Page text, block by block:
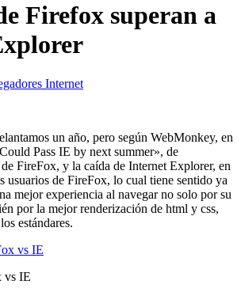
Firefox superan a
Internet
un año, pero según WebMonkey, en
Pass IE by next summer», de
FireFox, y la caída de Internet Explorer, en
usuarios de FireFox, lo cual tiene sentido ya
mejor experiencia al navegar no solo por su
por la mejor renderización de html y css,
estándares.
vs IE